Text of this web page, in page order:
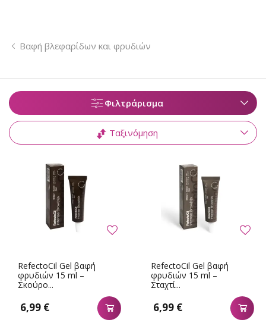
Βαφή βλεφαρίδων και φρυδιών
Φιλτράρισμα
Ταξινόμηση
RefectoCil Gel βαφή
φρυδιών 15 ml –
Σκούρο...
6,99 €
RefectoCil Gel βαφή
φρυδιών 15 ml –
Σταχτί...
6,99 €